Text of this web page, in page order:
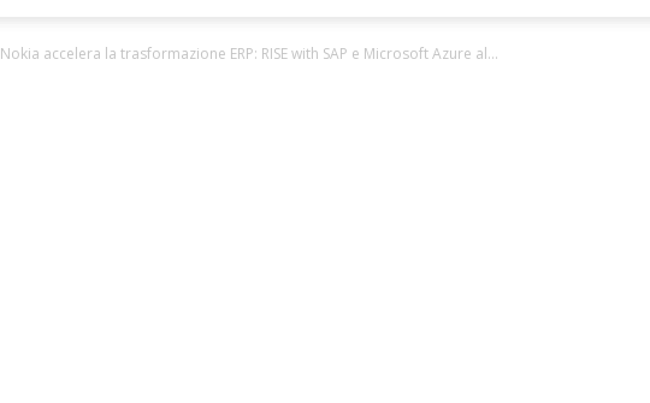
Nokia accelera la trasformazione ERP: RISE with SAP e Microsoft Azure al...